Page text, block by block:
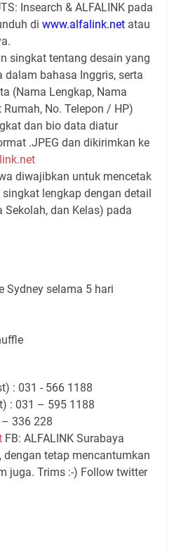
Insearch & ALFALINK pada
di www.alfalink.net atau
singkat tentang desain yang
bahasa Inggris, serta
(Nama Lengkap, Nama
No. Telepon / HP)
dan bio data diatur
.JPEG dan dikirimkan ke
diwajibkan untuk mencetak
lengkap dengan detail
Sekolah, dan Kelas) pada
Sydney selama 5 hari
: 031 - 566 1188
: 031 – 595 1188
336 228
FB: ALFALINK Surabaya
dengan tetap mencantumkan
juga. Trims :-) Follow twitter